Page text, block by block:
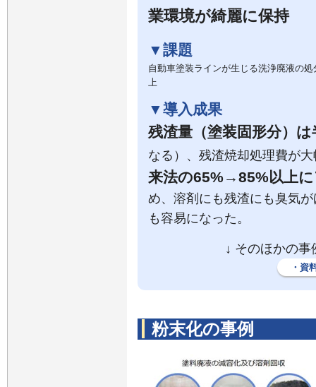
業環境が綺麗に保持
▼課題
自動車塗装ラインが生じる洗浄廃液の
上
▼導入成果
残渣量（塗装固形分）は
なる）、残渣焼却処理費が
来法の65%→85%以上
め、溶剤にも残渣にも臭気
も容易になった。
↓ そのほかの
・資
粉末化の事例